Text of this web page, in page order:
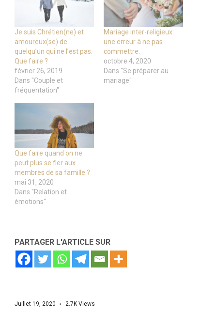
Je suis Chrétien(ne) et
amoureux(se) de
quelqu’un qui ne l’est pas.
Que faire ?
février 26, 2019
Dans "Couple et
fréquentation"
Mariage inter-religieux:
une erreur à ne pas
commettre.
octobre 4, 2020
Dans "Se préparer au
mariage"
Que faire quand on ne
peut plus se fier aux
membres de sa famille ?
mai 31, 2020
Dans "Relation et
émotions"
PARTAGER L'ARTICLE SUR
Juillet 19, 2020 2.7K Views